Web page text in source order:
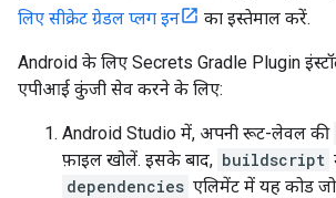
लिए सीक्रेट ग्रेडल प्लग इन
का इस्तेमाल करें.
Android के लिए Secrets Gradle Plugin
एपीआई कुंजी सेव करने के लिए:
Android Studio में, अपनी रूट-लेवल की
फ़ाइल खोलें. इसके बाद, buildscript
dependencies एलिमेंट में यह कोड